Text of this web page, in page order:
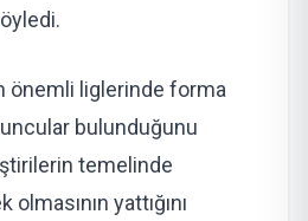
önemli liglerinde forma
bulunduğunu
temelinde
yattığını